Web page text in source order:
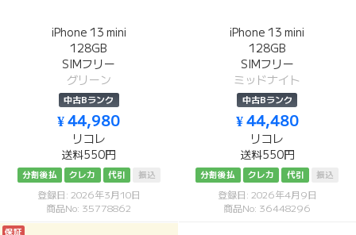
iPhone 13 mini
128GB
SIMフリー
グリーン
中古Bランク
¥ 44,980
リコレ
送料550円
分割後払 クレカ 代引 振込
登録日: 2026年3月10日
商品No: 35778862
iPhone 13 mini
128GB
SIMフリー
ミッドナイト
中古Bランク
¥ 44,480
リコレ
送料550円
分割後払 クレカ 代引 振込
登録日: 2026年4月9日
商品No: 36448296
保証